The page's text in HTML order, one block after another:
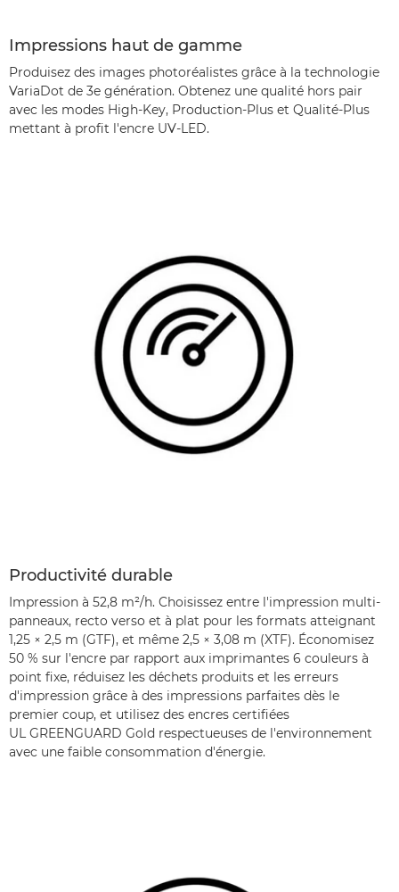
Impressions haut de gamme
Produisez des images photoréalistes grâce à la technologie
VariaDot de 3e génération. Obtenez une qualité hors pair
avec les modes High-Key, Production-Plus et Qualité-Plus
mettant à profit l'encre UV-LED.
Productivité durable
Impression à 52,8 m²/h. Choisissez entre l'impression multi-
panneaux, recto verso et à plat pour les formats atteignant
1,25 × 2,5 m (GTF), et même 2,5 × 3,08 m (XTF). Économisez
50 % sur l'encre par rapport aux imprimantes 6 couleurs à
point fixe, réduisez les déchets produits et les erreurs
d'impression grâce à des impressions parfaites dès le
premier coup, et utilisez des encres certifiées
UL GREENGUARD Gold respectueuses de l'environnement
avec une faible consommation d'énergie.